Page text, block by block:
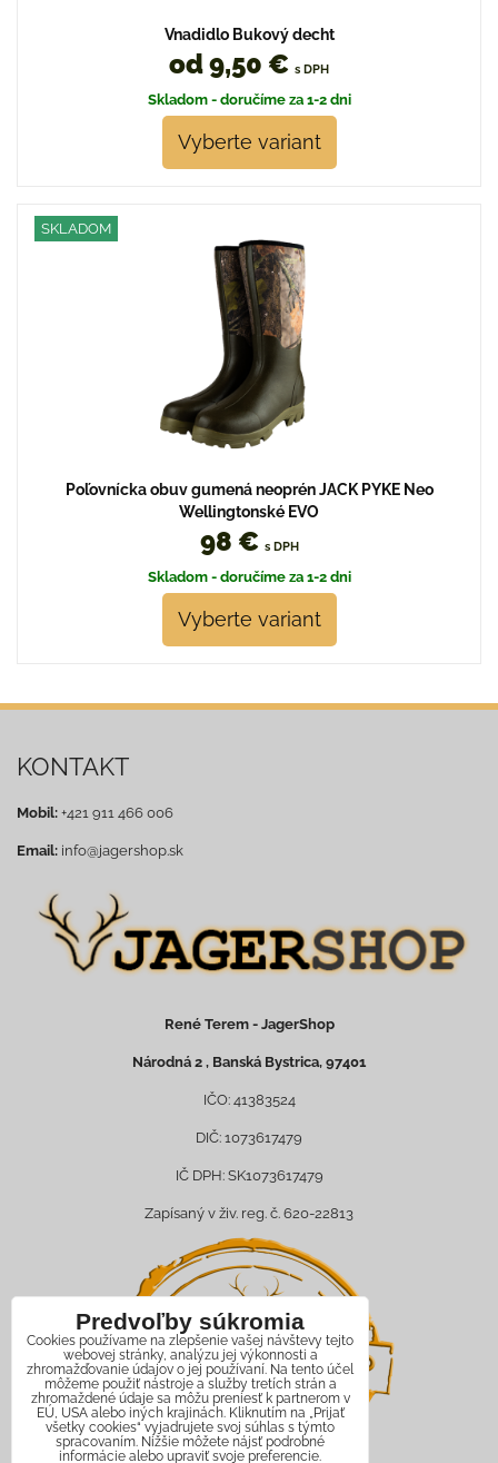
Vnadidlo Bukový decht
od 9,50 € s DPH
Skladom - doručíme za 1-2 dni
Vyberte variant
SKLADOM
Poľovnícka obuv gumená neoprén JACK PYKE Neo
Wellingtonské EVO
98 € s DPH
Skladom - doručíme za 1-2 dni
Vyberte variant
KONTAKT
Mobil: +421 911 466 006
Email: info@jagershop.sk
René Terem - JagerShop
Národná 2 , Banská Bystrica, 97401
IČO: 41383524
DIČ: 1073617479
IČ DPH: SK1073617479
Zapísaný v živ. reg. č. 620-22813
Predvoľby súkromia
Cookies používame na zlepšenie vašej návštevy tejto
webovej stránky, analýzu jej výkonnosti a
zhromažďovanie údajov o jej používaní. Na tento účel
môžeme použiť nástroje a služby tretích strán a
zhromaždené údaje sa môžu preniesť k partnerom v
EÚ, USA alebo iných krajinách. Kliknutím na „Prijať
všetky cookies“ vyjadrujete svoj súhlas s týmto
spracovaním. Nižšie môžete nájsť podrobné
informácie alebo upraviť svoje preferencie.